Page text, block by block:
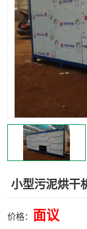
小型污泥烘干
价格： 面议
膜式发酵仓
分子膜发酵堆